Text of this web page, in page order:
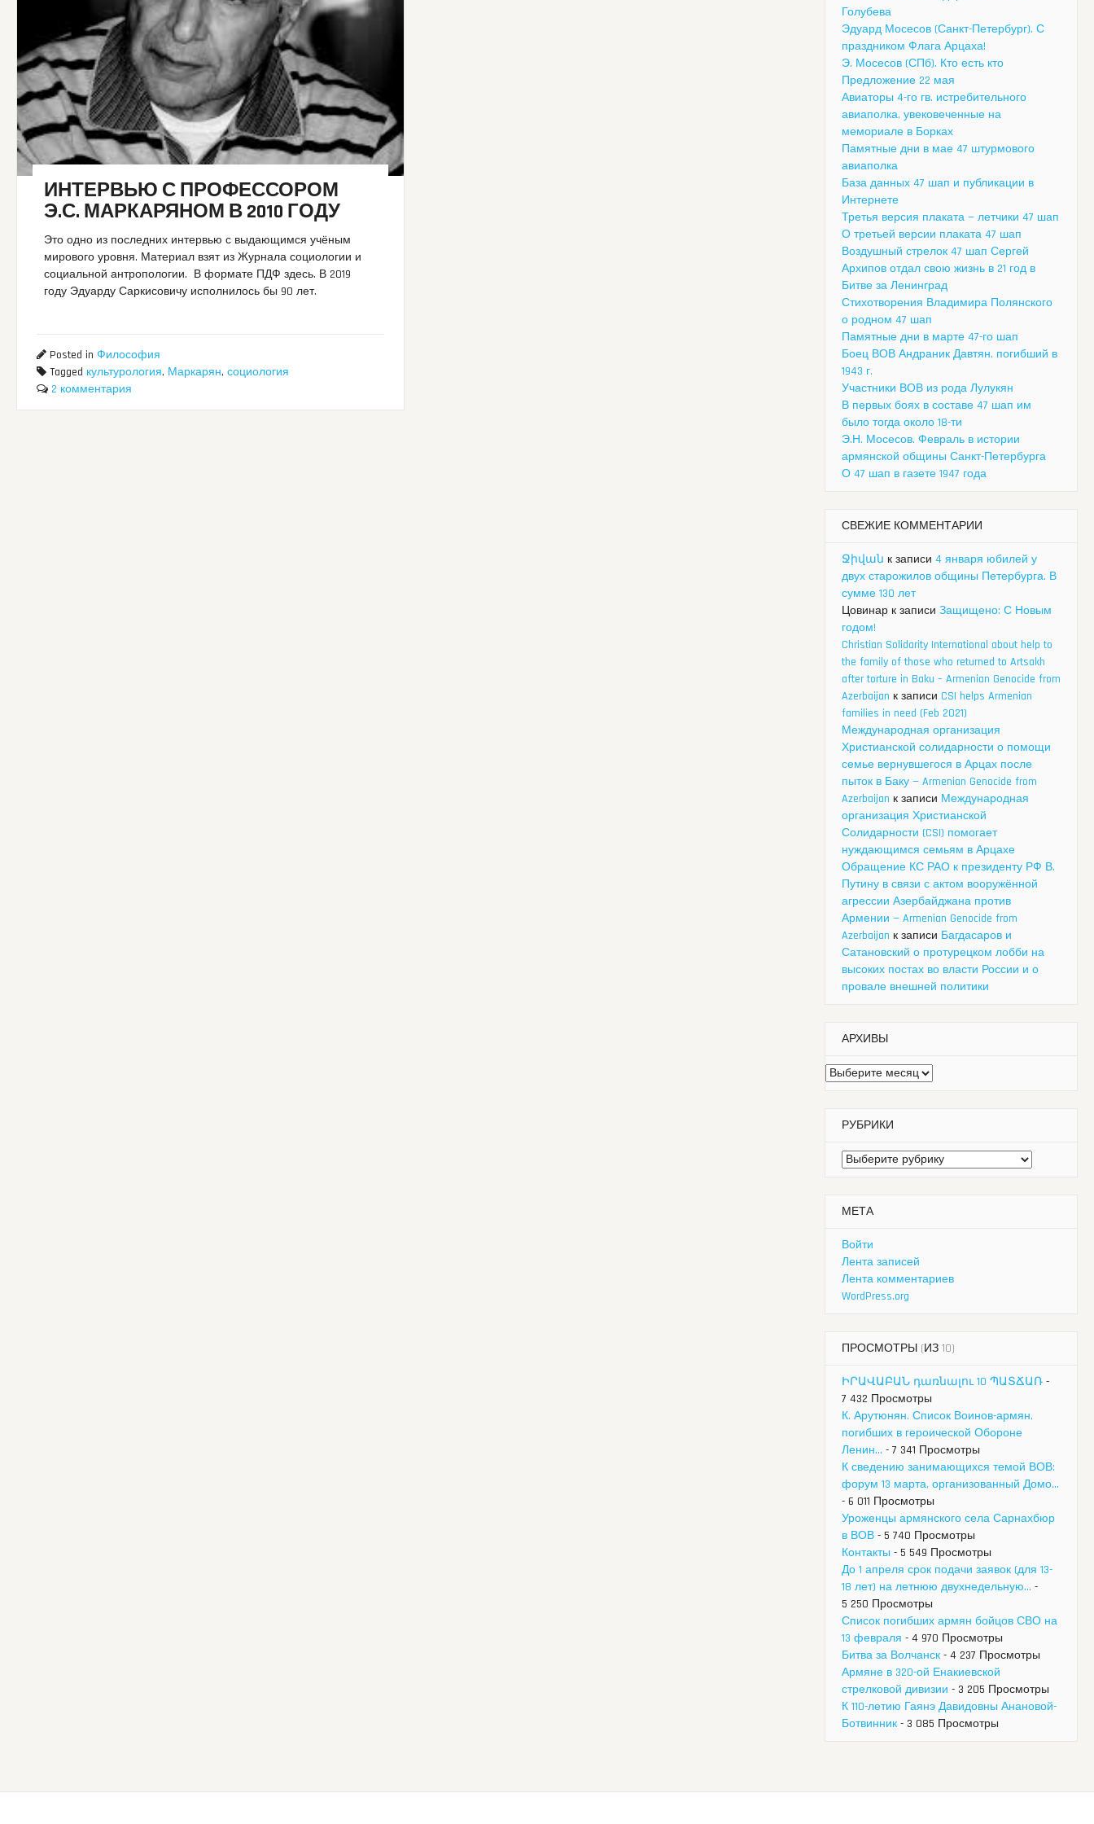
ИНТЕРВЬЮ С ПРОФЕССОРОМ
Э.С. МАРКАРЯНОМ В 2010 ГОДУ
Это одно из последних интервью с выдающимся учёным
мирового уровня. Материал взят из Журнала социологии и
социальной антропологии. В формате ПДФ здесь. В 2019
году Эдуарду Саркисовичу исполнилось бы 90 лет.
Posted in Философия
Tagged культурология, Маркарян, социология
2 комментария
Голубева
Эдуард Мосесов (Санкт-Петербург). С
праздником Флага Арцаха!
Э. Мосесов (СПб). Кто есть кто
Предложение 22 мая
Авиаторы 4-го гв. истребительного
авиаполка, увековеченные на
мемориале в Борках
Памятные дни в мае 47 штурмового
авиаполка
База данных 47 шап и публикации в
Интернете
Третья версия плаката — летчики 47 шап
О третьей версии плаката 47 шап
Воздушный стрелок 47 шап Сергей
Архипов отдал свою жизнь в 21 год в
Битве за Ленинград
Стихотворения Владимира Полянского
о родном 47 шап
Памятные дни в марте 47-го шап
Боец ВОВ Андраник Давтян, погибший в
1943 г.
Участники ВОВ из рода Лулукян
В первых боях в составе 47 шап им
было тогда около 18-ти
Э.Н. Мосесов. Февраль в истории
армянской общины Санкт-Петербурга
О 47 шап в газете 1947 года
СВЕЖИЕ КОММЕНТАРИИ
Ջիվան к записи 4 января юбилей у
двух старожилов общины Петербурга. В
сумме 130 лет
Цовинар к записи Защищено: С Новым
годом!
Christian Solidarity International about help to
the family of those who returned to Artsakh
after torture in Baku – Armenian Genocide from
Azerbaijan к записи CSI helps Armenian
families in need (Feb 2021)
Международная организация
Христианской солидарности о помощи
семье вернувшегося в Арцах после
пыток в Баку — Armenian Genocide from
Azerbaijan к записи Международная
организация Христианской
Солидарности (CSI) помогает
нуждающимся семьям в Арцахе
Обращение КС РАО к президенту РФ В.
Путину в связи с актом вооружённой
агрессии Азербайджана против
Армении — Armenian Genocide from
Azerbaijan к записи Багдасаров и
Сатановский о протурецком лобби на
высоких постах во власти России и о
провале внешней политики
АРХИВЫ
Архивы
РУБРИКИ
Рубрики
МЕТА
Войти
Лента записей
Лента комментариев
WordPress.org
ПРОСМОТРЫ (ИЗ 10)
ԻՐԱՎԱԲԱՆ դառնալու 10 ՊԱՏՃԱՌ -
7 432 Просмотры
К. Арутюнян. Список Воинов-армян,
погибших в героической Обороне
Ленин... - 7 341 Просмотры
К сведению занимающихся темой ВОВ:
форум 13 марта, организованный Домо...
- 6 011 Просмотры
Уроженцы армянского села Сарнахбюр
в ВОВ - 5 740 Просмотры
Контакты - 5 549 Просмотры
До 1 апреля срок подачи заявок (для 13-
18 лет) на летнюю двухнедельную... -
5 250 Просмотры
Список погибших армян бойцов СВО на
13 февраля - 4 970 Просмотры
Битва за Волчанск - 4 237 Просмотры
Армяне в 320-ой Енакиевской
стрелковой дивизии - 3 205 Просмотры
К 110-летию Гаянэ Давидовны Анановой-
Ботвинник - 3 085 Просмотры